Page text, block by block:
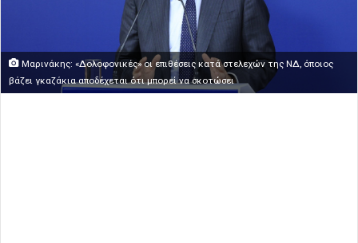
Μαρινάκης: «Δολοφονικές» οι επιθέσεις κατά στελεχών της ΝΔ, όποιος
βάζει γκαζάκια αποδέχεται ότι μπορεί να σκοτώσει